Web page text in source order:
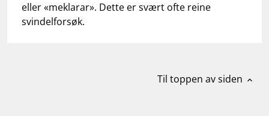
eller «meklarar». Dette er svært ofte reine
svindelforsøk.
Til toppen av siden expand_less